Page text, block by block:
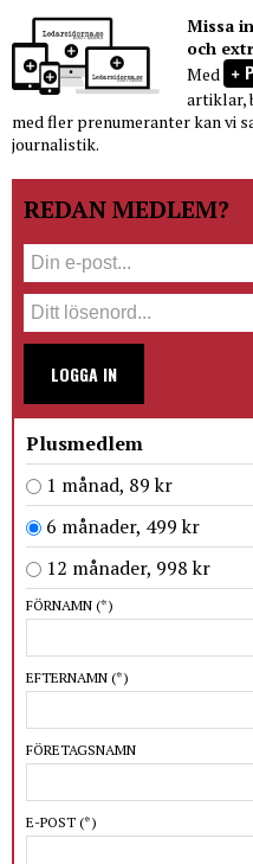
Missa
och
Med
artiklar,
med fler prenumeranter kan vi
journalistik.
REDAN MEDLEM?
LOGGA IN
Plusmedlem
1 månad, 89 kr
6 månader, 499 kr
12 månader, 998 kr
FÖRNAMN (*)
EFTERNAMN (*)
FÖRETAGSNAMN
E-POST (*)